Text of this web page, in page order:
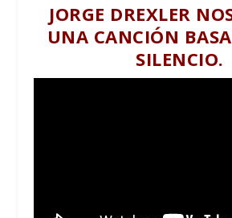
JORGE DREXLER
UNA CANCIÓN
SILENCIO.